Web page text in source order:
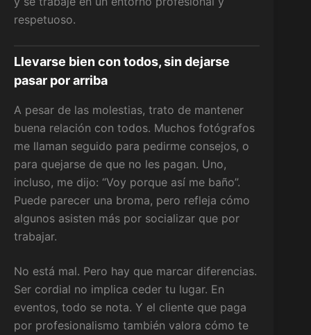
respetuoso.
Llevarse bien con todos, sin dejarse
pasar por arriba
A pesar de las molestias, trato de mantener
buena relación con todos. Muchos fotógrafos
me llaman seguido para pedirme consejos, o
para quejarse de que no les pagan. Uno,
incluso, me dijo: “Voy porque así me baño”.
Puede parecer una broma, pero refleja cómo
algunos asisten más por socializar que por
trabajar.
No está mal. Pero hay que marcar diferencias.
Ser cordial no implica ceder tu lugar. En
eventos, todo se nota. Y el cliente que paga
por profesionalismo también valora cómo te